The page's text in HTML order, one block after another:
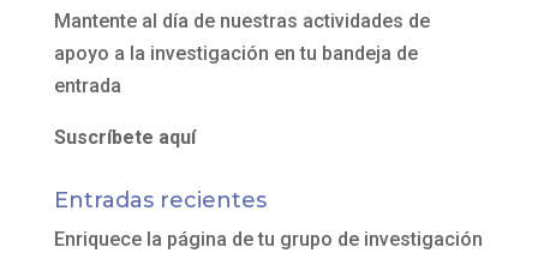
Mantente al día de nuestras actividades de
apoyo a la investigación en tu bandeja de
entrada
Suscríbete aquí
Entradas recientes
Enriquece la página de tu grupo de investigación